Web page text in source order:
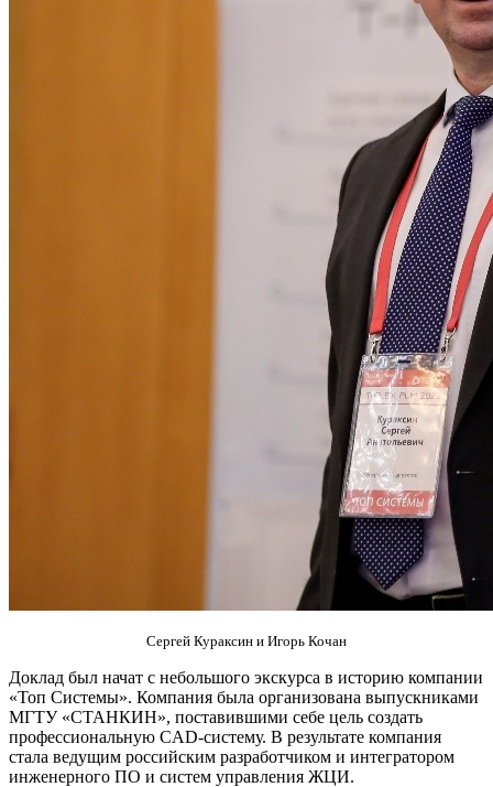
Сергей Кураксин и Игорь Кочан
Доклад был начат с небольшого экскурса в историю компании
«Топ Системы». Компания была организована выпускниками
МГТУ «СТАНКИН», поставившими себе цель создать
профессиональную CAD-систему. В результате компания
стала ведущим российским разработчиком и интегратором
инженерного ПО и систем управления ЖЦИ.